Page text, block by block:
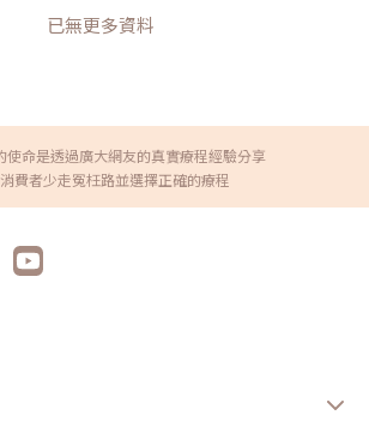
電音波療程熱潮，品牌與名人的結合更進一步推
達到改善的效果。就連梁詠琪GiGi也青睞並代言
保持她青春的風采。如今，更譽為名媛貴婦們最
推出的全新音波拉提機種，於2023年8月底正式
積。搭配新一代10種不同探頭，共有20種以上
提電音雙波今年推出的New Doublo 倍提電音
頭世界專利，能同時釋放RF電波＋HIFU聚焦式
達到6種層次。衛福部所核准的適應證包含了眉毛
。更採用U-turn來回能量輸出模式，有效縮短時
感。大事記2：隆乳假體崛起，擁有完美傲人曲
一直以來是許多女性夢寐以求的夢想。不論是天
不僅提升了觸感的自然度，更加強了手術的安全
波2023年推出就被譽為「隆乳界的真奶」，並且
已無更多資料
使命是透過廣大網友的真實療程經驗分享
費者少走冤枉路並選擇正確的療程